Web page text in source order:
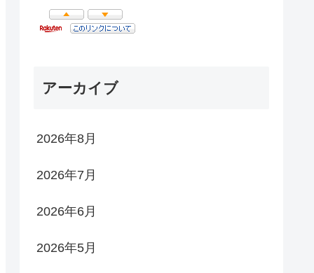
アーカイブ
2026年8月
2026年7月
2026年6月
2026年5月